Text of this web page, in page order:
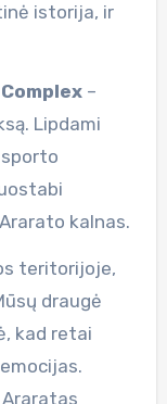
istorija, ir
–
Lipdami
kalnas.
teritorijoje,
draugė
kad retai